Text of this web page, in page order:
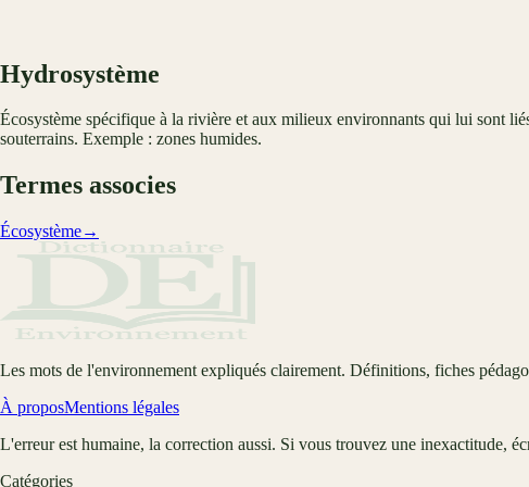
Hydrosystème
Écosystème spécifique à la rivière et aux milieux environnants qui lui sont
souterrains. Exemple : zones humides.
Termes associes
Écosystème→
Les mots de l'environnement expliqués clairement. Définitions, fiches
À proposMentions légales
L'erreur est humaine, la correction aussi. Si vous trouvez une inexactitude,
Catégories